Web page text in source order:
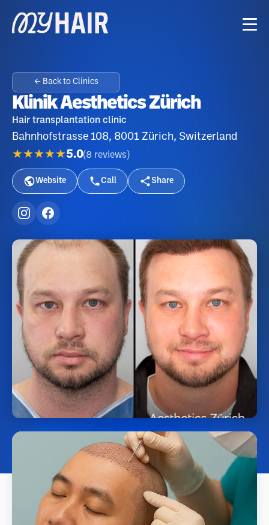
← Back to Clinics
Klinik Aesthetics Zürich
Hair transplantation clinic
Bahnhofstrasse 108, 8001 Zürich, Switzerland
★★★★★5.0(8 reviews )
Website Call Share